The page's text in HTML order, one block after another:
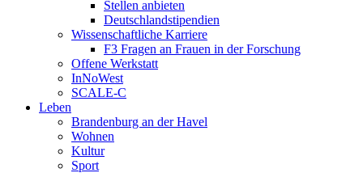
Stellen anbieten
Deutschlandstipendien
Wissenschaftliche Karriere
F3 Fragen an Frauen in der Forschung
Offene Werkstatt
InNoWest
SCALE-C
Leben
Brandenburg an der Havel
Wohnen
Kultur
Sport